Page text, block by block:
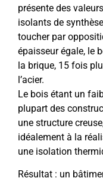
présente des
isolants de
toucher par
épaisseur égale, le
la brique, 15 fois
l’acier.
Le bois étant un
plupart des
une structure
idéalement à la
une isolation
Résultat : un